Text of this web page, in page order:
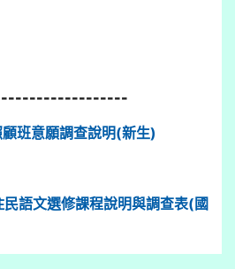
班意願調查說明(新生)
語文選修課程說明與調查表(國